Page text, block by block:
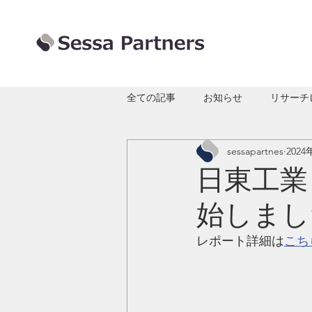
全ての記事 お知らせ リサー
日東工
始しま
sessapartnes 2024
レポート詳細はこ